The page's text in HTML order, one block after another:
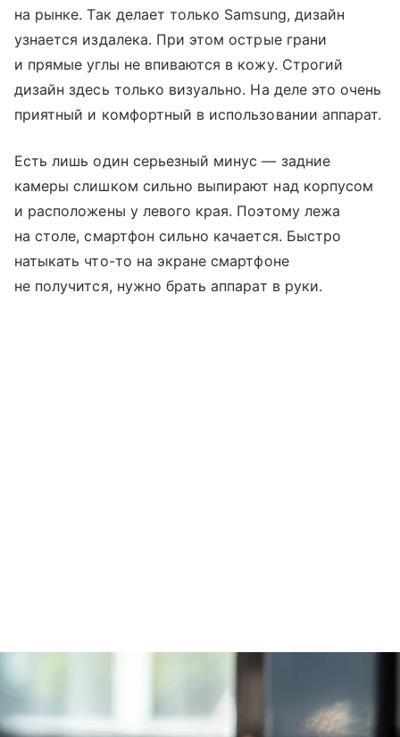
на рынке. Так делает только Samsung, дизайн
узнается издалека. При этом острые грани
и прямые углы не впиваются в кожу. Строгий
дизайн здесь только визуально. На деле это очень
приятный и комфортный в использовании аппарат.
Есть лишь один серьезный минус — задние
камеры слишком сильно выпирают над корпусом
и расположены у левого края. Поэтому лежа
на столе, смартфон сильно качается. Быстро
натыкать что-то на экране смартфоне
не получится, нужно брать аппарат в руки.